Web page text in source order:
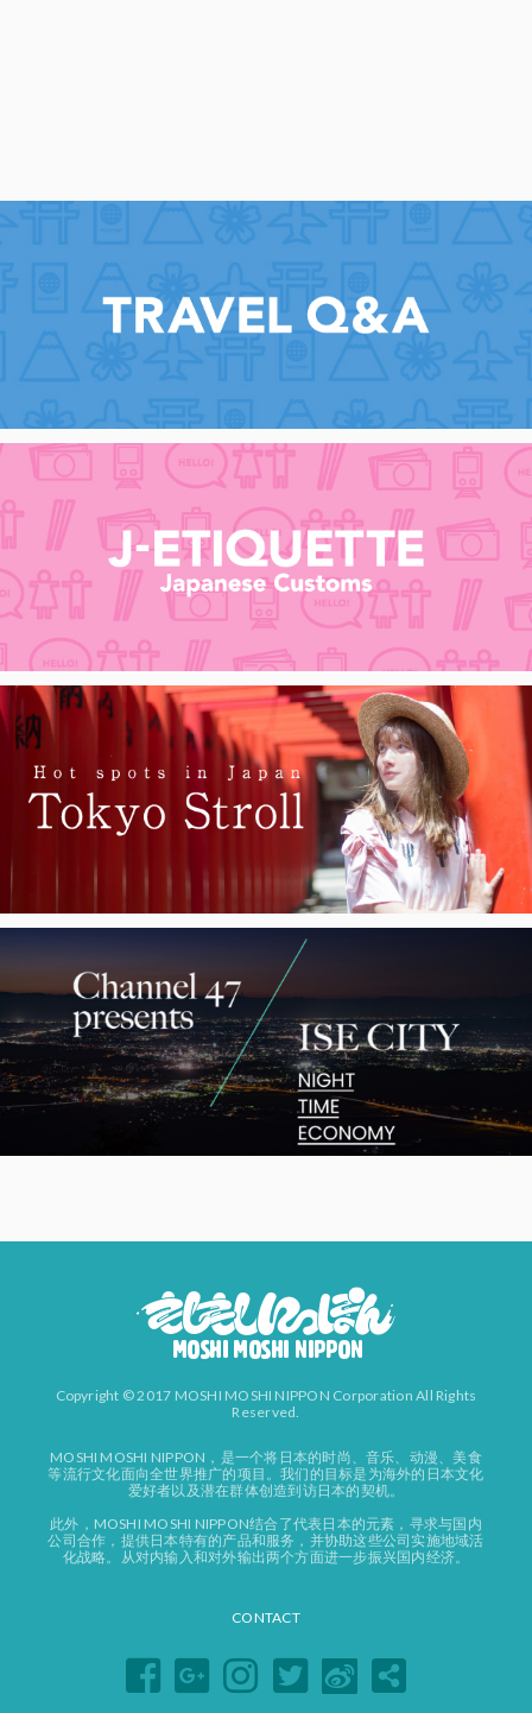
Copyright © 2017 MOSHI MOSHI NIPPON Corporation All Rights
Reserved.
MOSHI MOSHI NIPPON，是一个将日本的时尚、音乐、动漫、美食
等流行文化面向全世界推广的项目。我们的目标是为海外的日本文化
爱好者以及潜在群体创造到访日本的契机。
此外，MOSHI MOSHI NIPPON结合了代表日本的元素，寻求与国内
公司合作，提供日本特有的产品和服务，并协助这些公司实施地域活
化战略。从对内输入和对外输出两个方面进一步振兴国内经济。
CONTACT